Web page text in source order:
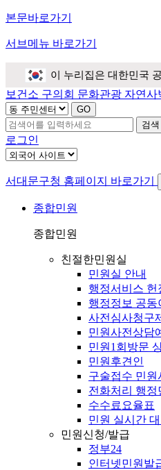
본문바로가기
서브메뉴 바로가기
이 누리집은 대한민국
보건소 구의회 문화관광 자연사
검색
로그인
서대문구청 홈페이지 바로가기
종합민원
종합민원
친절한민원실
민원실 안내
행정서비스 헌
행정정보 공동
사전심사청구
민원사전상담
민원1회방문
민원후견인
구술접수 민원
전화처리 행정
수수료요율표
민원 실시간
민원신청/발급
정부24
인터넷민원발